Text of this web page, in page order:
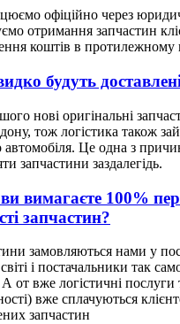
офіційно через
отримання запчастин
коштів в протилежному
будуть
нові оригінальні
тож логістика також
Це одна з
запчастини заздалегідь.
вимагаєте 100%
запчастин?
замовляються нами у
і постачальники так
от вже логістичні послуги
вже сплачуються
запчастин